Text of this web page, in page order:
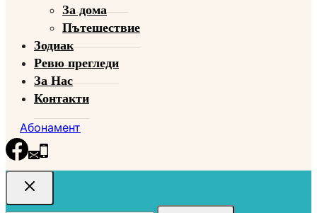
За дома
Пътешествие
Зодиак
Ревю прегледи
За Нас
Контакти
Абонамент